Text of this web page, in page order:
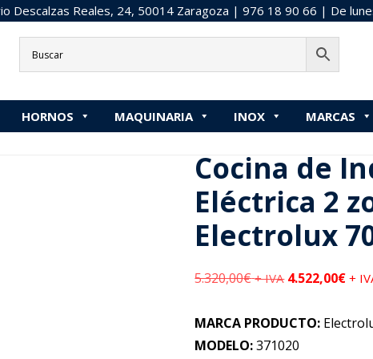
Descalzas Reales, 24, 50014 Zaragoza | 976 18 90 66 | De
HORNOS MAQUINARIA INOX MARCAS
»Cocina de Inducción Eléctrica 2 zonas Electrolux 700XP
Inicio / CALOR Cocina de Inducción Eléctrica 2 zonas Electrolux
Cocina de
Eléctrica 2
Electrolux
5.320,00€ + IVA 4.522,00€ +
MARCA PRODUCTO:
MODELO:371020